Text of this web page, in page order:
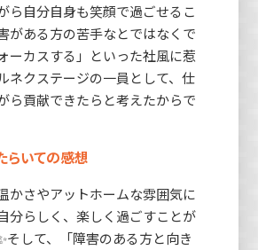
ら自分自身も笑顔で過ごせるこ
がある方の苦手なとではなくで
ーカスする」といった社風に惹
ネクステージの一員として、仕
ら貢献できたらと考えたからで
らいての感想
かさやアットホームな雰囲気に
分らしく、楽しく過ごすことが
そして、「障害のある方と向き